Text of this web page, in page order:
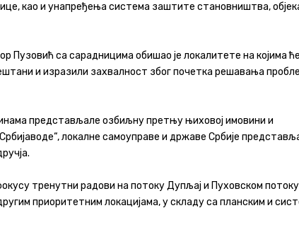
као и унапређења система заштите становништва,
Пузовић са сарадницима обишао је локалитете на којима
и изразили захвалност због почетка решавања
представљале озбиљну претњу њиховој имовини и
локалне самоуправе и државе Србије
тренутни радови на потоку Дупљај и Пуховском
приоритетним локацијама, у складу са планским и